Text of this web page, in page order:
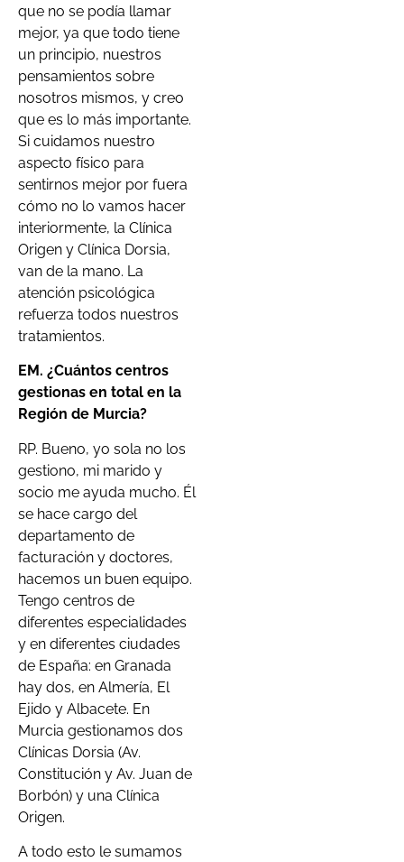
que no se podía llamar
mejor, ya que todo tiene
un principio, nuestros
pensamientos sobre
nosotros mismos, y creo
que es lo más importante.
Si cuidamos nuestro
aspecto físico para
sentirnos mejor por fuera
cómo no lo vamos hacer
interiormente, la Clínica
Origen y Clínica Dorsia,
van de la mano. La
atención psicológica
refuerza todos nuestros
tratamientos.
EM. ¿Cuántos centros
gestionas en total en la
Región de Murcia?
RP. Bueno, yo sola no los
gestiono, mi marido y
socio me ayuda mucho. Él
se hace cargo del
departamento de
facturación y doctores,
hacemos un buen equipo.
Tengo centros de
diferentes especialidades
y en diferentes ciudades
de España: en Granada
hay dos, en Almería, El
Ejido y Albacete. En
Murcia gestionamos dos
Clínicas Dorsia (Av.
Constitución y Av. Juan de
Borbón) y una Clínica
Origen.
A todo esto le sumamos